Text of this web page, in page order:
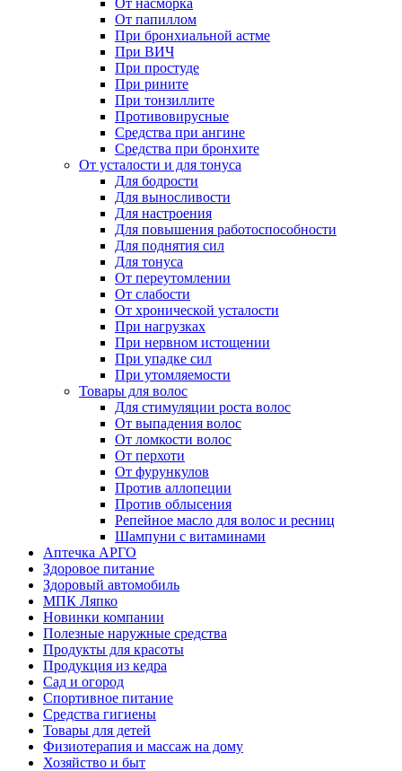
От насморка
От папиллом
При бронхиальной астме
При ВИЧ
При простуде
При рините
При тонзиллите
Противовирусные
Средства при ангине
Средства при бронхите
От усталости и для тонуса
Для бодрости
Для выносливости
Для настроения
Для повышения работоспособности
Для поднятия сил
Для тонуса
От переутомлении
От слабости
От хронической усталости
При нагрузках
При нервном истощении
При упадке сил
При утомляемости
Товары для волос
Для стимуляции роста волос
От выпадения волос
От ломкости волос
От перхоти
От фурункулов
Против аллопеции
Против облысения
Репейное масло для волос и ресниц
Шампуни с витаминами
Аптечка АРГО
Здоровое питание
Здоровый автомобиль
МПК Ляпко
Новинки компании
Полезные наружные средства
Продукты для красоты
Продукция из кедра
Сад и огород
Спортивное питание
Средства гигиены
Товары для детей
Физиотерапия и массаж на дому
Хозяйство и быт